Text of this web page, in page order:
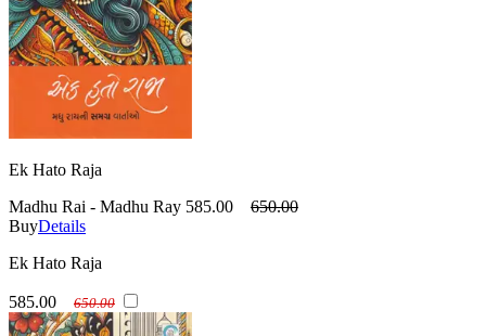
Ek Hato Raja
Madhu Rai - Madhu Ray 585.00
650.00
BuyDetails
Ek Hato Raja
585.00 650.00